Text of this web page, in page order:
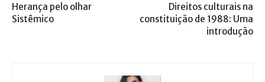
Herança pelo olhar
Sistêmico
Direitos culturais na
constituição de 1988: Uma
introdução